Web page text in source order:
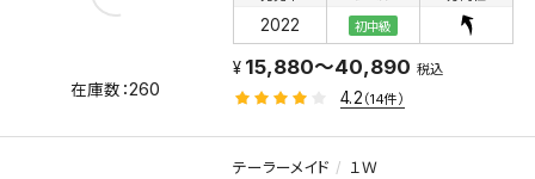
2022 初中級
260
15,880～40,890 税込
4.2 （14件）
テーラーメイド １Ｗ